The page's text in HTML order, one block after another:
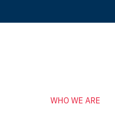
WHO WE ARE